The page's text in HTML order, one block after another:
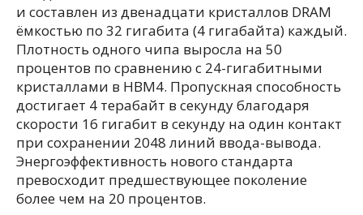
и составлен из двенадцати кристаллов DRAM
ёмкостью по 32 гигабита (4 гигабайта) каждый.
Плотность одного чипа выросла на 50
процентов по сравнению с 24-гигабитными
кристаллами в HBM4. Пропускная способность
достигает 4 терабайт в секунду благодаря
скорости 16 гигабит в секунду на один контакт
при сохранении 2048 линий ввода-вывода.
Энергоэффективность нового стандарта
превосходит предшествующее поколение
более чем на 20 процентов.